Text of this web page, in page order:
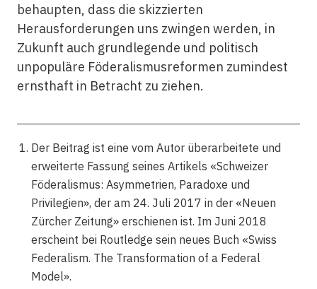
behaupten, dass die skizzierten
Herausforderungen uns zwingen werden, in
Zukunft auch grundlegende und politisch
unpopuläre Föderalismusreformen zumindest
ernsthaft in Betracht zu ziehen.
Der Beitrag ist eine vom Autor überarbeitete und
erweiterte Fassung seines Artikels «Schweizer
Föderalismus: Asymmetrien, Paradoxe und
Privilegien», der am 24. Juli 2017 in der «Neuen
Zürcher Zeitung» erschienen ist. Im Juni 2018
erscheint bei Routledge sein neues Buch «Swiss
Federalism. The Transformation of a Federal
Model».